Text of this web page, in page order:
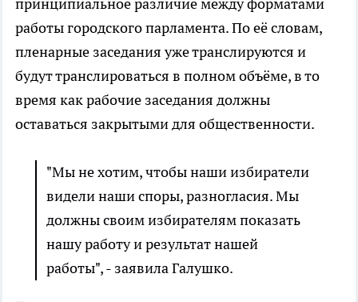
принципиальное различие между форматами
работы городского парламента. По её словам,
пленарные заседания уже транслируются и
будут транслироваться в полном объёме, в то
время как рабочие заседания должны
оставаться закрытыми для общественности.
"Мы не хотим, чтобы наши избиратели
видели наши споры, разногласия. Мы
должны своим избирателям показать
нашу работу и результат нашей
работы", - заявила Галушко.